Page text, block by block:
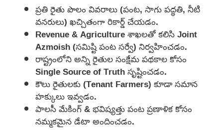
ప్రతి రైతు పొలం వివరాలు (పంట, సాగు పద్ధతి, నీటి
వనరులు) ఖచ్చితంగా రికార్డ్ చేయడం.
Revenue & Agriculture శాఖలతో కలిసి Joint
Azmoish (సమిష్టి పంట సర్వే) నిర్వహించడం.
రాష్ట్రంలోని అన్ని రైతుల సంక్షేమ పథకాల కోసం
Single Source of Truth సృష్టించడం.
కౌలు రైతులకు (Tenant Farmers) కూడా సమాన
హక్కులు ఇవ్వడం.
పాలసీ మేకింగ్ & భవిష్యత్తు పంట ప్రణాళిక కోసం
నమ్మకమైన డేటా అందించడం.